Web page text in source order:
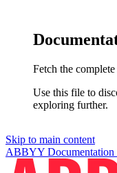
Fetch the
Use this file to
exploring further.
Skip to main content
ABBYY Documentation